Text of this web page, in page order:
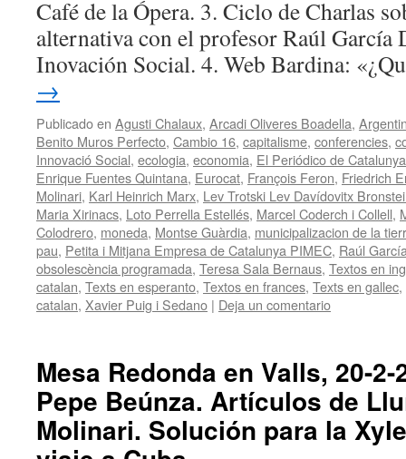
Café de la Ópera. 3. Ciclo de Charlas
alternativa con el profesor Raúl García
Inovación Social. 4. Web Bardina:
→
Publicado en Agusti Chalaux, Arcadi Oliveres Boadella,
Benito Muros Perfecto, Cambio 16, capitalisme, conferencies,
Innovació Social, ecologia, economia, El Periódico de Catalunya
Enrique Fuentes Quintana, Eurocat, François Feron, Friedrich
Molinari, Karl Heinrich Marx, Lev Trotski Lev Davídovitx
Maria Xirinacs, Loto Perrella Estellés, Marcel Coderch i Collell,
Colodrero, moneda, Montse Guàrdia, municipalizacion de la
pau, Petita i Mitjana Empresa de Catalunya PIMEC, Raúl
obsolescència programada, Teresa Sala Bernaus, Textos en
catalan, Texts en esperanto, Textos en frances, Texts en gallec,
catalan, Xavier Puig i Sedano | Deja un comentario
Mesa Redonda en Valls, 20-
Pepe Beúnza. Artículos de
Molinari. Solución para la